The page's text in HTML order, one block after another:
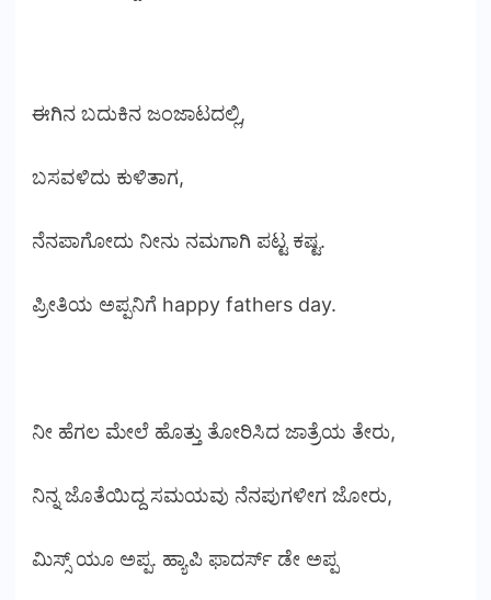
ಈಗಿನ ಬದುಕಿನ ಜಂಜಾಟದಲ್ಲಿ,
ಬಸವಳಿದು ಕುಳಿತಾಗ,
ನೆನಪಾಗೋದು ನೀನು ನಮಗಾಗಿ ಪಟ್ಟ ಕಷ್ಟ.
ಪ್ರೀತಿಯ ಅಪ್ಪನಿಗೆ happy fathers day.
ನೀ ಹೆಗಲ ಮೇಲೆ ಹೊತ್ತು ತೋರಿಸಿದ ಜಾತ್ರೆಯ ತೇರು,
ನಿನ್ನ ಜೊತೆಯಿದ್ದ ಸಮಯವು ನೆನಪುಗಳೀಗ ಜೋರು,
ಮಿಸ್ಸ್ ಯೂ ಅಪ್ಪ. ಹ್ಯಾಪಿ ಫಾದರ್ಸ್ ಡೇ ಅಪ್ಪ